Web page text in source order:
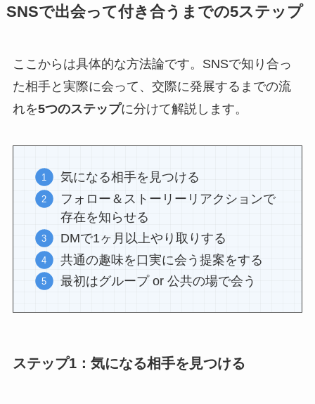
SNSで出会って付き合うまでの5ステップ
ここからは具体的な方法論です。SNSで知り合っ
た相手と実際に会って、交際に発展するまでの流
れを5つのステップに分けて解説します。
気になる相手を見つける
フォロー＆ストーリーリアクションで
存在を知らせる
DMで1ヶ月以上やり取りする
共通の趣味を口実に会う提案をする
最初はグループ or 公共の場で会う
ステップ1：気になる相手を見つける